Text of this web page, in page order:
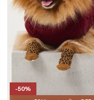
-50%